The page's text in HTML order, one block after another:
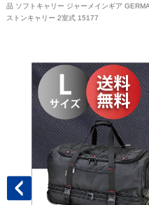
品 ソフトキャリー ジャーメインギア
ストンキャリー 2室式 15177